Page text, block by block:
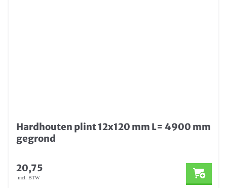
Hardhouten plint 12x120 mm L= 4900 mm
gegrond
20,75
incl. BTW